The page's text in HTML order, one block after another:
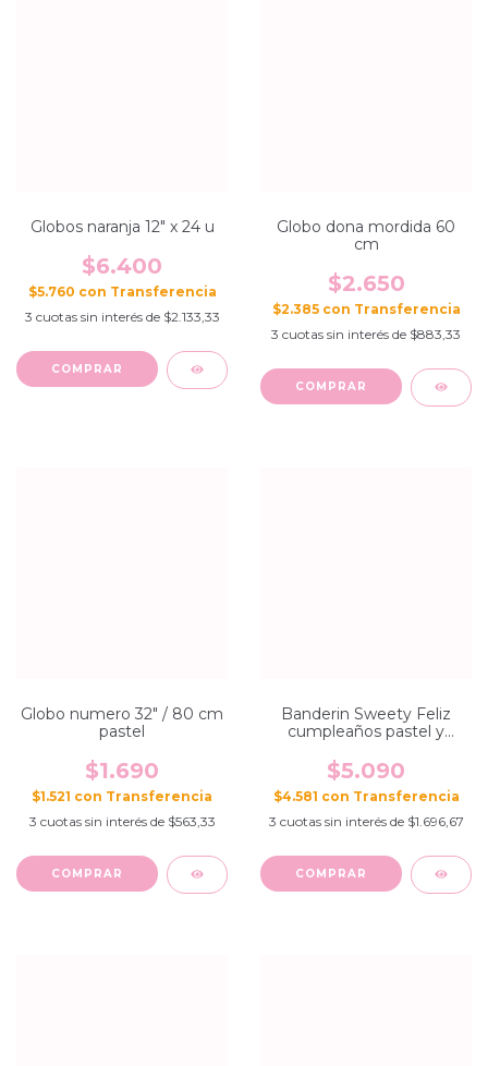
Globos naranja 12" x 24 u
$6.400
$5.760 con
3 cuotas sin interés de $2.133,33
Globo dona mordida 60
cm
$2.650
$2.385 con
3 cuotas sin interés de $883,33
Globo numero 32" / 80 cm
pastel
$1.690
$1.521 con
3 cuotas sin interés de $563,33
COMPRAR
Banderin Sweety Feliz
cumpleaños pastel y
$5.090
$4.581 con
3 cuotas sin interés de $1.696,67